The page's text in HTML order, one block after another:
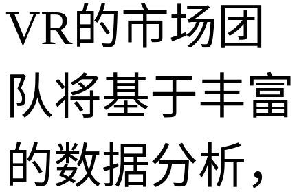
VR的市场团
队将基于丰富
的数据分析，